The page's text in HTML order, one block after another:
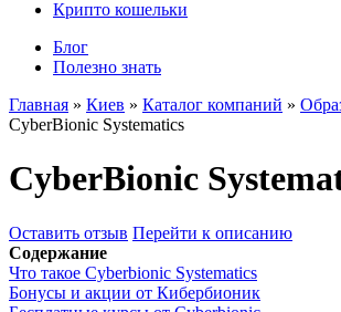
Крипто кошельки
Блог
Полезно знать
Главная » Киев » Каталог компаний »
CyberBionic Systematics
CyberBionic
Оставить отзыв Перейти к описанию
Содержание
Что такое Cyberbionic Systematics
Бонусы и акции от Кибербионик